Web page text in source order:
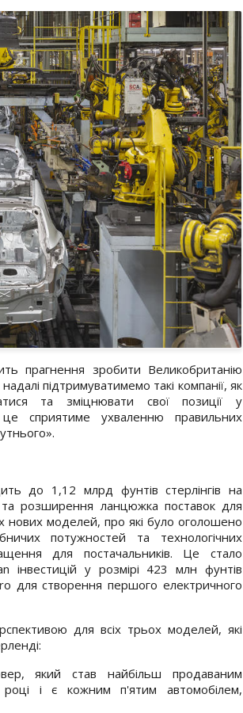
прагнення зробити Великобританію
підтримуватимемо такі компанії, як
та зміцнювати свої позиції у
сприятиме ухваленню правильних
до 1,12 млрд фунтів стерлінгів на
та розширення ланцюжка поставок для
моделей, про які було оголошено
потужностей та технологічних
для постачальників. Це стало
інвестицій у розмірі 423 млн фунтів
для створення першого електричного
для всіх трьох моделей, які
який став найбільш продаваним
і є кожним п'ятим автомобілем,